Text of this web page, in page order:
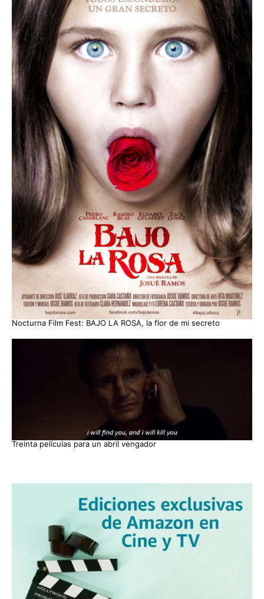
Nocturna Film Fest: BAJO LA ROSA, la flor de mi secreto
Treinta películas para un abril vengador